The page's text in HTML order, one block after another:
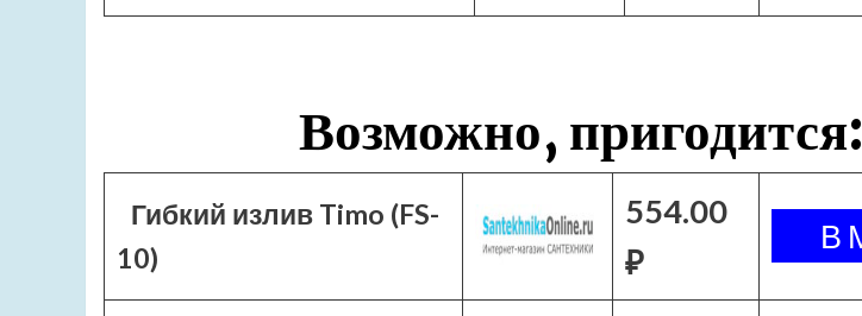
Возможно, пригодится:
Гибкий излив Timo (FS-
10)
554.00
₽